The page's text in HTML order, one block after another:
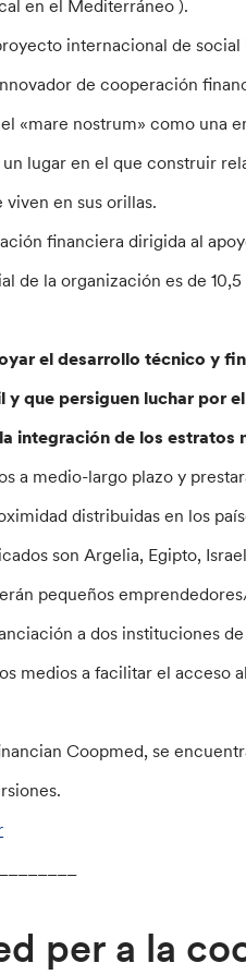
en el Mediterráneo ).
internacional de
de cooperación
«mare nostrum» como una
lugar en el que construir
en sus orillas.
financiera dirigida al
de la organización es de
el desarrollo técnico y
y que persiguen luchar por
integración de los estratos
a medio-largo plazo y
distribuidas en los
son Argelia, Egipto,
pequeños
a dos instituciones
medios a facilitar el acceso
Coopmed, se
per a la